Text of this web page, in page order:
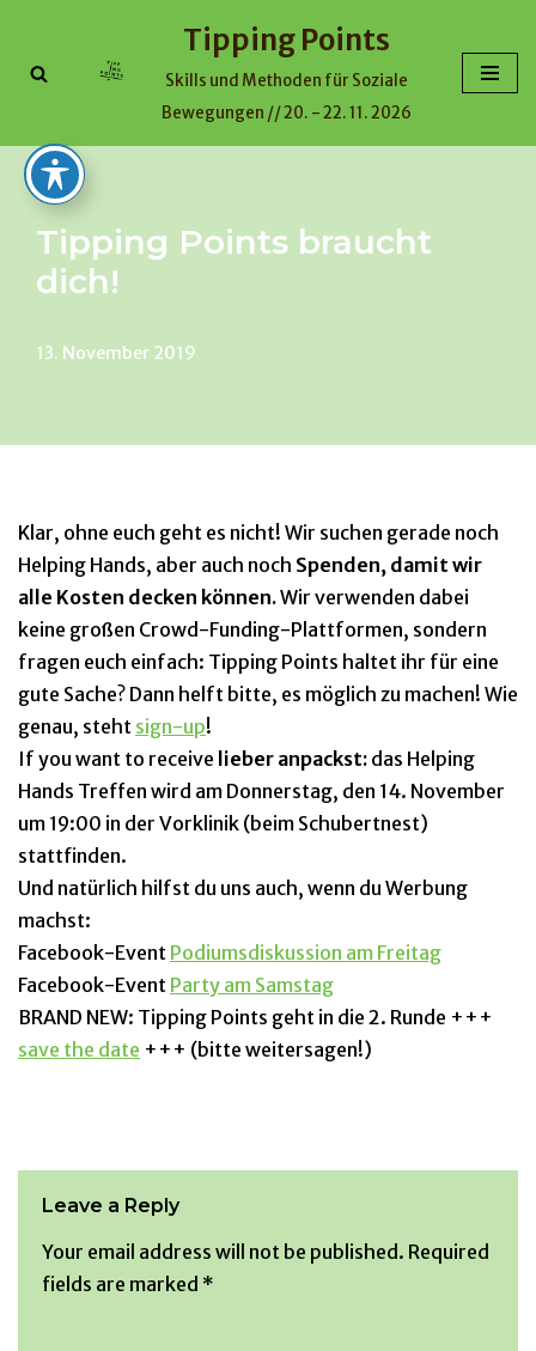
Skip
Tipping Points
Skills und Methoden für Soziale
Bewegungen // 20. - 22. 11. 2026
Tipping Points braucht
dich!
13. November 2019
Klar, ohne euch geht es nicht! Wir suchen gerade noch
Helping Hands, aber auch noch Spenden, damit wir
alle Kosten decken können.Wir verwenden dabei
keine großen Crowd-Funding-Plattformen, sondern
fragen euch einfach: Tipping Points haltet ihr für eine
gute Sache? Dann helft bitte, es möglich zu machen! Wie
genau, steht sign-up!
If you want to receive lieber anpackst: das Helping
Hands Treffen wird am Donnerstag, den 14. November
um 19:00 in der Vorklinik (beim Schubertnest)
stattfinden.
Und natürlich hilfst du uns auch, wenn du Werbung
machst:
Facebook-Event Podiumsdiskussion am Freitag
Facebook-Event Party am Samstag
BRAND NEW: Tipping Points geht in die 2. Runde +++
save the date +++ (bitte weitersagen!)
Leave a Reply
Your email address will not be published. Required
fields are marked *